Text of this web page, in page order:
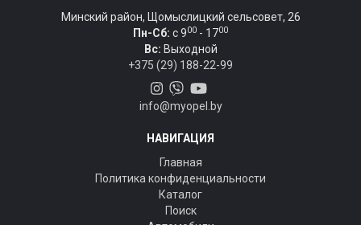
Минский район, Щомыслицкий сельсовет, 26
Пн-Сб: c 900 - 1700
Вс: Выходной
+375 (29) 188-22-99
info@myopel.by
НАВИГАЦИЯ
Главная
Политика конфиденциальности
Каталог
Поиск